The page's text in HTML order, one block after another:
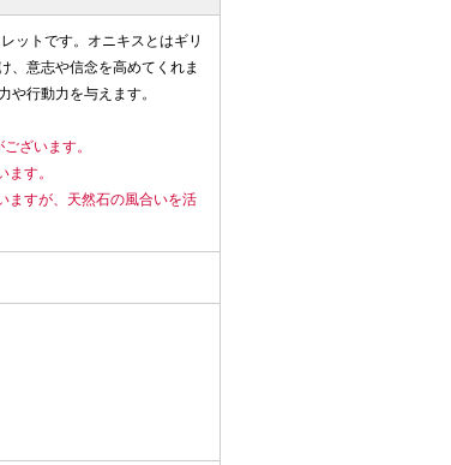
ットです。オニキスとはギリ
、意志や信念を高めてくれま
や行動力を与えます。
ざいます。
す。
ますが、天然石の風合いを活